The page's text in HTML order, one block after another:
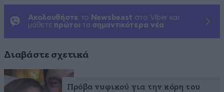
Ακολουθήστε το Newsbeast στο Viber και
μάθετε πρώτοι τα σημαντικότερα νέα
Διαβάστε σχετικά
Πρόβα νυφικού για την κόρη του